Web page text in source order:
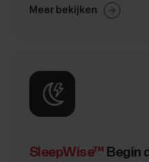
Meer bekijken
SleepWise™ Begin